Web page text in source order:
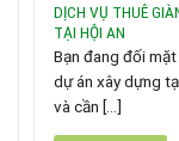
DỊCH VỤ THUÊ
TẠI HỘI AN
Bạn đang đối
dự án xây dựng
và cần [...]